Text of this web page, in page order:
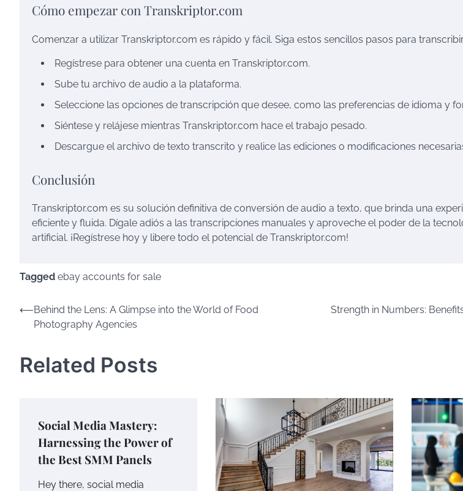
Cómo empezar con Transkriptor.com
Comenzar a utilizar Transkriptor.com es rápido y fácil. Siga estos sencillos pasos para
Regístrese para obtener una cuenta en Transkriptor.com.
Sube tu archivo de audio a la plataforma.
Seleccione las opciones de transcripción que desee, como las preferencias de idioma y
Siéntese y relájese mientras Transkriptor.com hace el trabajo pesado.
Descargue el archivo de texto transcrito y realice las ediciones o modificaciones
Conclusión
Transkriptor.com es su solución definitiva de conversión de audio a texto, que brinda una
eficiente y fluida. Dígale adiós a las transcripciones manuales y aproveche el poder de la
artificial. ¡Regístrese hoy y libere todo el potencial de Transkriptor.com!
Tagged ebay accounts for sale
Post
navigation
⟵Behind the Lens: A Glimpse into the World of Food
Photography Agencies
Strength in Numbers:
Related Posts
Social Media Mastery:
Harnessing the Power of
the Best SMM Panels
Hey there, social media